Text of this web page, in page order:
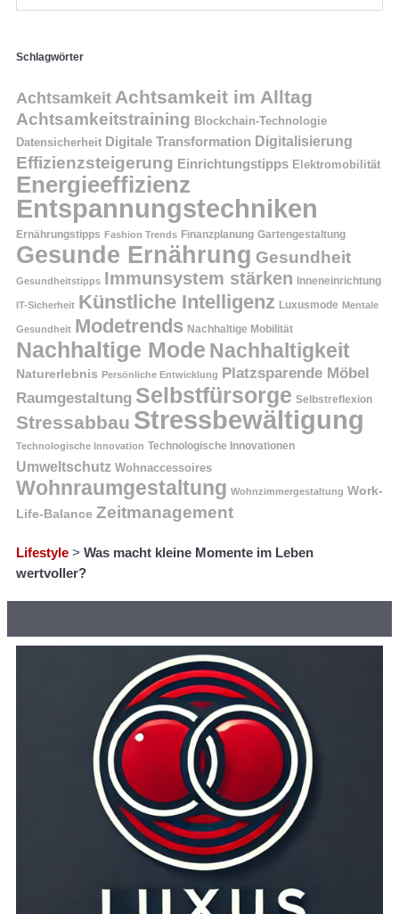
Schlagwörter
Achtsamkeit Achtsamkeit im Alltag
Achtsamkeitstraining Blockchain-Technologie
Datensicherheit Digitale Transformation Digitalisierung
Effizienzsteigerung Einrichtungstipps Elektromobilität
Energieeffizienz
Entspannungstechniken
Ernährungstipps Fashion Trends Finanzplanung Gartengestaltung
Gesunde Ernährung Gesundheit
Gesundheitstipps Immunsystem stärken Inneneinrichtung
IT-Sicherheit Künstliche Intelligenz Luxusmode Mentale
Gesundheit Modetrends Nachhaltige Mobilität
Nachhaltige Mode Nachhaltigkeit
Naturerlebnis Persönliche Entwicklung Platzsparende Möbel
Raumgestaltung Selbstfürsorge Selbstreflexion
Stressabbau Stressbewältigung
Technologische Innovation Technologische Innovationen
Umweltschutz Wohnaccessoires
Wohnraumgestaltung Wohnzimmergestaltung Work-
Life-Balance Zeitmanagement
Lifestyle > Was macht kleine Momente im Leben
wertvoller?